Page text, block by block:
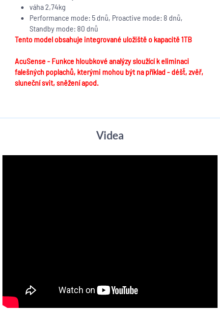
váha 2,74kg
Performance mode: 5 dnů, Proactive mode: 8 dnů,
Standby mode: 80 dnů
Tento model obsahuje integrované uložiště o kapacitě 1TB
AcuSense - Funkce hloubkové analýzy sloužící k eliminaci
falešných poplachů, kterými mohou být na příklad - déšť, zvěř,
sluneční svit, sněžení apod.
Videa